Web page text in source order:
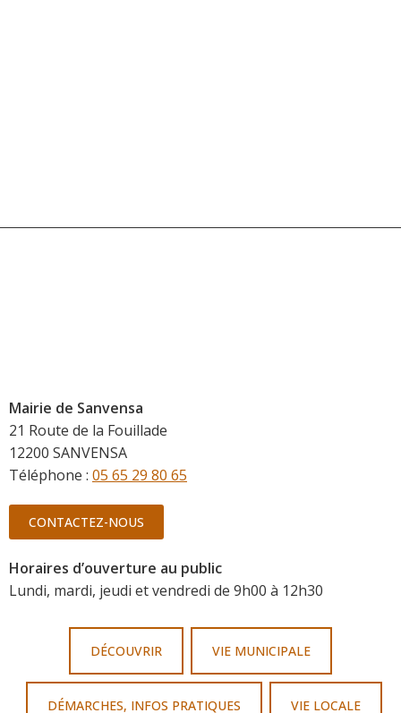
Mairie de Sanvensa
21 Route de la Fouillade
12200 SANVENSA
Téléphone : 05 65 29 80 65
CONTACTEZ-NOUS
Horaires d’ouverture au public
Lundi, mardi, jeudi et vendredi de 9h00 à 12h30
DÉCOUVRIR VIE MUNICIPALE
DÉMARCHES, INFOS PRATIQUES VIE LOCALE